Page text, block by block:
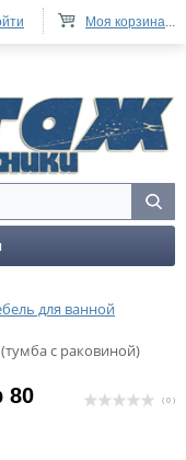
для ванной
с раковиной)
80
( 0 )
Моя корзина...